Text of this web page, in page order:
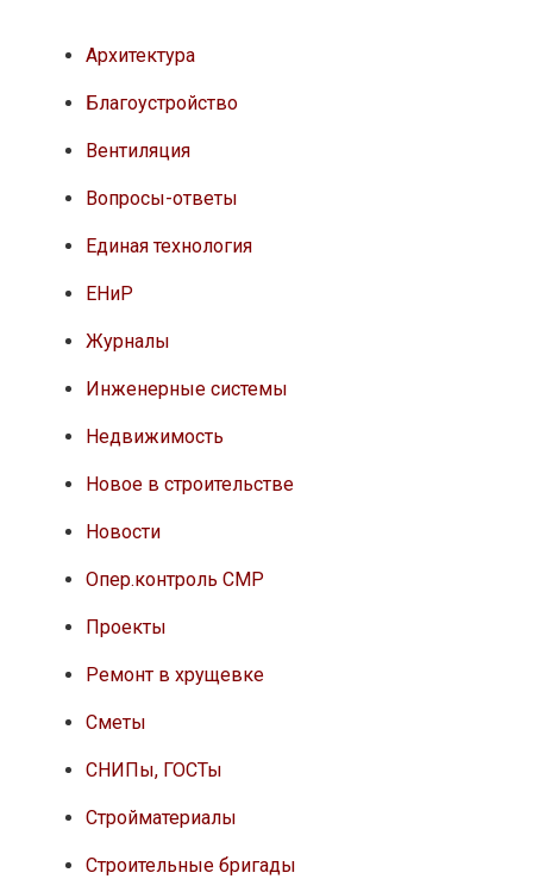
Архитектура
Благоустройство
Вентиляция
Вопросы-ответы
Единая технология
ЕНиР
Журналы
Инженерные системы
Недвижимость
Новое в строительстве
Новости
Опер.контроль СМР
Проекты
Ремонт в хрущевке
Сметы
СНИПы, ГОСТы
Стройматериалы
Строительные бригады